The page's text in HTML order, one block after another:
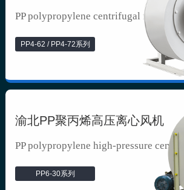
PP polypropylene centrifugal fan
PP4-62 / PP4-72系列
渝北PP聚丙烯高压离心风机
PP polypropylene high-pressure cen...
PP6-30系列